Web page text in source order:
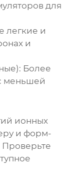
для
легкие и
и
Более
меньшей
ионных
и форм-
Проверьте